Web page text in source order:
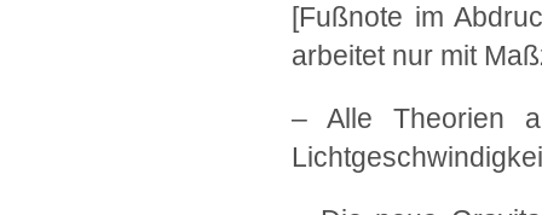
[Fußnote im
arbeitet nur mit
– Alle Theorien